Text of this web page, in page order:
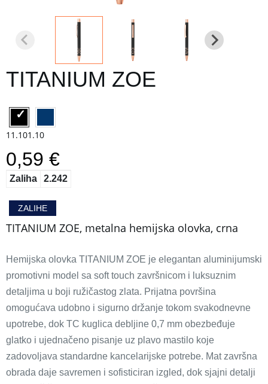
TITANIUM ZOE
11.101.10
0,59 €
Zaliha 2.242
ZALIHE
TITANIUM ZOE, metalna hemijska olovka, crna
Hemijska olovka TITANIUM ZOE je elegantan aluminijumski
promotivni model sa soft touch završnicom i luksuznim
detaljima u boji ružičastog zlata. Prijatna površina
omogućava udobno i sigurno držanje tokom svakodnevne
upotrebe, dok TC kuglica debljine 0,7 mm obezbeđuje
glatko i ujednačeno pisanje uz plavo mastilo koje
zadovoljava standardne kancelarijske potrebe. Mat završna
obrada daje savremen i sofisticiran izgled, dok sjajni detalji